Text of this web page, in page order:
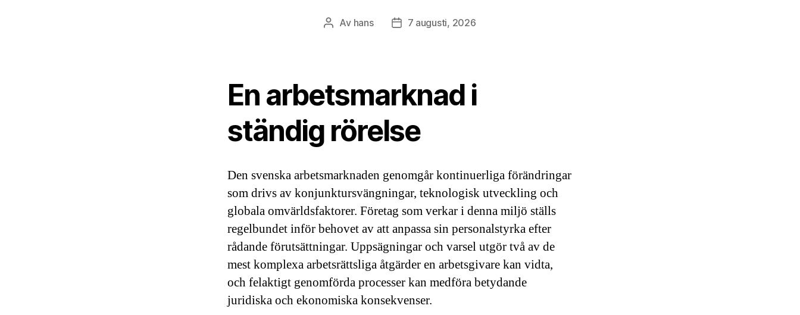
Inläggsförfattare
Av hans Inläggsdatum
7 augusti, 2026
En arbetsmarknad i
ständig rörelse
Den svenska arbetsmarknaden genomgår kontinuerliga förändringar
som drivs av konjunktursvängningar, teknologisk utveckling och
globala omvärldsfaktorer. Företag som verkar i denna miljö ställs
regelbundet inför behovet av att anpassa sin personalstyrka efter
rådande förutsättningar. Uppsägningar och varsel utgör två av de
mest komplexa arbetsrättsliga åtgärder en arbetsgivare kan vidta,
och felaktigt genomförda processer kan medföra betydande
juridiska och ekonomiska konsekvenser.